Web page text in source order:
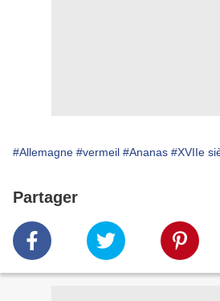
#Allemagne #vermeil #Ananas #XVIIe
Partager